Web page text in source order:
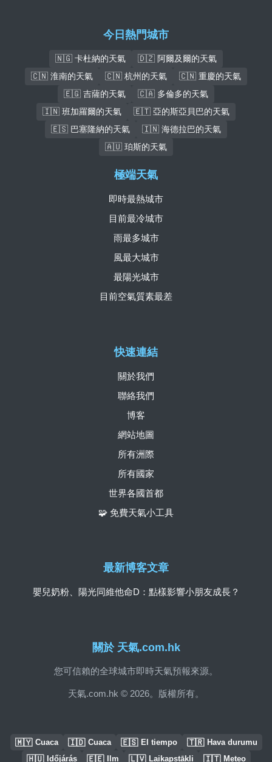
今日熱門城市
🇳🇬 卡杜納的天氣
🇩🇿 阿爾及爾的天氣
🇨🇳 淮南的天氣
🇨🇳 杭州的天氣
🇨🇳 重慶的天氣
🇪🇬 吉薩的天氣
🇨🇦 多倫多的天氣
🇮🇳 班加羅爾的天氣
🇪🇹 亞的斯亞貝巴的天氣
🇪🇸 巴塞隆納的天氣
🇮🇳 海德拉巴的天氣
🇦🇺 珀斯的天氣
關於 天氣.com.hk
您可信賴的全球城市即時天氣預報來源。
天氣.com.hk © 2026。版權所有。
快速連結
關於我們
聯絡我們
博客
網站地圖
所有洲際
所有國家
世界各國首都
🧩 免費天氣小工具
極端天氣
即時最熱城市
目前最冷城市
雨最多城市
風最大城市
最陽光城市
目前空氣質素最差
最新博客文章
嬰兒奶粉、陽光同維他命D：點樣影響小朋友成長？
🇲🇾 Cuaca 🇮🇩 Cuaca 🇪🇸 El tiempo 🇹🇷 Hava durumu
🇭🇺 Időjárás 🇪🇪 Ilm 🇱🇻 Laikapstākļi 🇮🇹 Meteo